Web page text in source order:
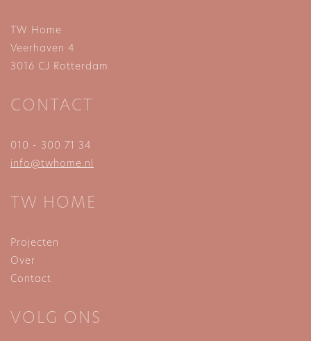
TW Home
Veerhaven 4
3016 CJ Rotterdam
CONTACT
010 - 300 71 34
info@twhome.nl
TW HOME
Projecten
Over
Contact
VOLG ONS